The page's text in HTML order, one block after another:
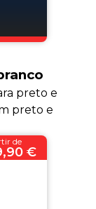
preto e
preto e
de
€